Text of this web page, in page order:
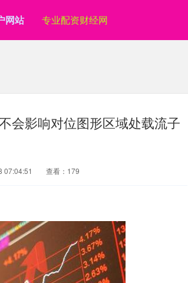
网站 专业配资财经网
会影响对位图形区域处载流子
07:04:51 查看：179